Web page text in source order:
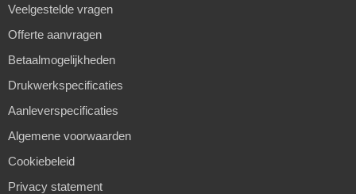
Veelgestelde vragen
Offerte aanvragen
Betaalmogelijkheden
Drukwerkspecificaties
Aanleverspecificaties
Algemene voorwaarden
Cookiebeleid
Privacy statement